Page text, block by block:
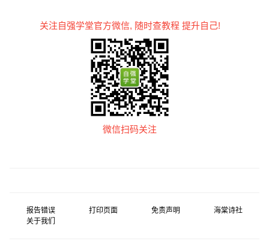
关注自强学堂官方微信, 随时查教程 提升自己!
微信扫码关注
报告错误 打印页面 免责声明
海棠诗社
关于我们